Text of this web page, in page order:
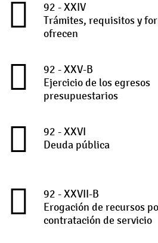
92 - XXIV
Trámites, requisitos y
ofrecen
92 - XXV-B
Ejercicio de los egresos
presupuestarios
92 - XXVI
Deuda pública
92 - XXVII-B
Erogación de recursos
contratación de servicio